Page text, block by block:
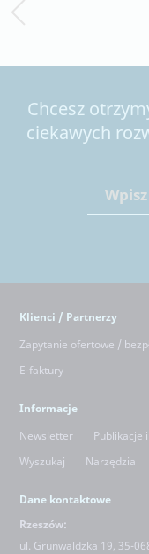
Chcesz
ciekawych
Klienci / Partnerzy
Zapytanie ofertowe /
E-faktury
Informacje
Newsletter
Publikacje
Wyszukaj
Narzędzia
Dane kontaktowe
Rzeszów:
ul. Grunwaldzka 19, 35-